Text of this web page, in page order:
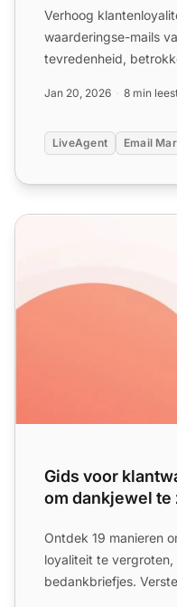
Verhoog
waarderingse-mails
tevredenheid,
Jan 20, 2026 8 min
LiveAgent Email
Gids voor
Gids voor
om dankjewel te
Ontdek 19 manieren
loyaliteit te
bedankbriefjes.